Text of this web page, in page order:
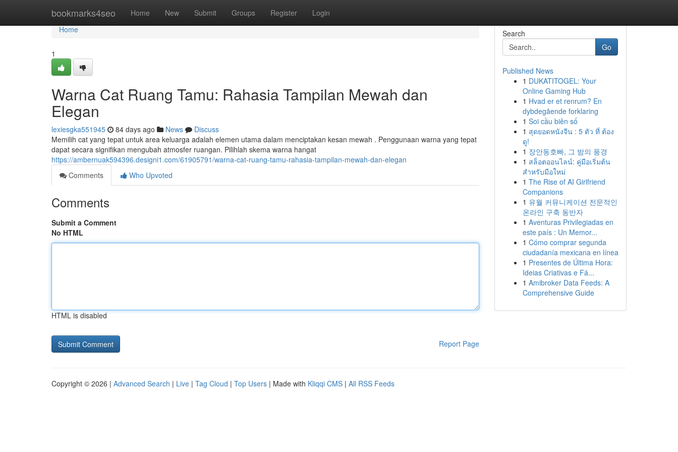
bookmarks4seo Home New Submit Groups Register Login
Home
Home
1
Warna Cat Ruang Tamu: Rahasia Tampilan Mewah dan
Elegan
lexiesgka551945 84 days ago News
Discuss
Memilih cat yang tepat untuk area keluarga adalah elemen utama dalam menciptakan kesan mewah . Penggunaan warna yang tepat
dapat secara signifikan mengubah atmosfer ruangan. Pilihlah skema warna hangat
https://ambernuak594396.designi1.com/61905791/warna-cat-ruang-tamu-rahasia-tampilan-mewah-dan-elegan
Comments
Who Upvoted
Comments
Submit a Comment
No HTML
HTML is disabled
Report Page
Search
Go
Published News
1 DUKATITOGEL: Your
Online Gaming Hub
1 Hvad er et renrum? En
dybdegående forklaring
1 Soi cầu biên số
1 สุดยอดหนังจีน : 5 ตัว ที่ ต้อง
ดู!
1 장안동호빠, 그 밤의 풍경
1 สล็อตออนไลน์: คู่มือเริ่มต้น
สำหรับมือใหม่
1 The Rise of AI Girlfriend
Companions
1 유월 커뮤니케이션 전문적인
온라인 구축 동반자
1 Aventuras Privilegiadas en
este país : Un Memor...
1 Cómo comprar segunda
ciudadanía mexicana en línea
1 Presentes de Última Hora:
Ideias Criativas e Fá...
1 Amibroker Data Feeds: A
Comprehensive Guide
Copyright © 2026 | Advanced Search | Live | Tag Cloud | Top Users | Made with Kliqqi CMS | All RSS Feeds